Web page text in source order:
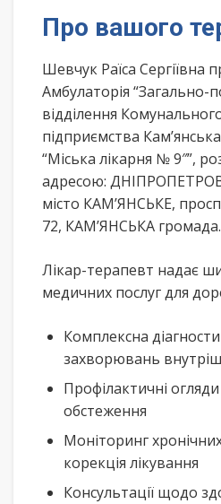
Про вашого
Шевчук Раїса Сергіївна
Амбулаторія “Загально-
відділення
підприємства
“Міська лікарня № 9″”,
адресою:
місто КАМ’ЯНСЬКЕ,
72, КАМ’ЯНСЬКА громада.
Лікар-терапевт надає
медичних послуг для
Комплексна
захворювань
Профілактичні огляди
обстеження
Моніторинг
корекція лікування
Консультації щодо